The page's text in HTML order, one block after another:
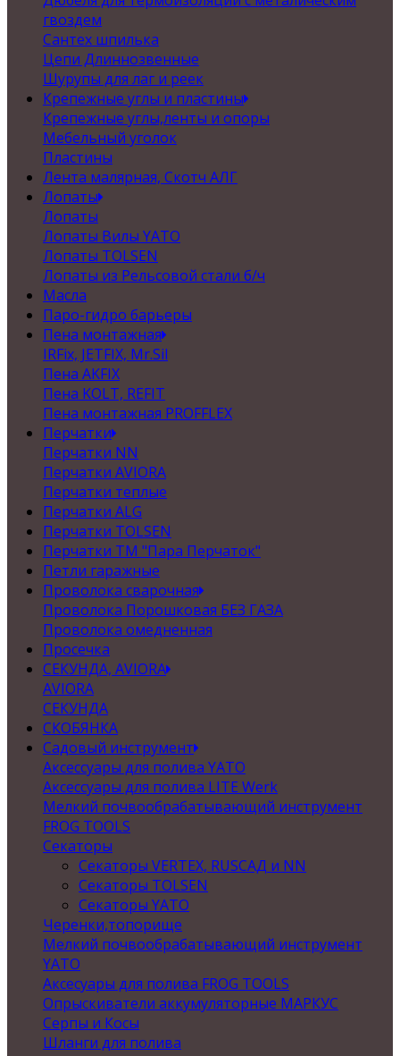
гвоздем
Сантех шпилька
Цепи Длиннозвенные
Шурупы для лаг и реек
Крепежные углы и пластины
Крепежные углы,ленты и опоры
Мебельный уголок
Пластины
Лента малярная, Скотч АЛГ
Лопаты
Лопаты
Лопаты Вилы YATO
Лопаты TOLSEN
Лопаты из Рельсовой стали б/ч
Масла
Паро-гидро барьеры
Пена монтажная
IRFix, JETFIX, Mr.Sil
Пена AKFIX
Пена KOLT, REFIT
Пена монтажная PROFFLEX
Перчатки
Перчатки NN
Перчатки AVIORA
Перчатки теплые
Перчатки ALG
Перчатки TOLSEN
Перчатки ТМ "Пара Перчаток"
Петли гаражные
Проволока сварочная
Проволока Порошковая БЕЗ ГАЗА
Проволока омедненная
Просечка
СЕКУНДА, AVIORA
AVIORA
СЕКУНДА
СКОБЯНКА
Садовый инструмент
Аксессуары для полива YATO
Аксессуары для полива LITE Werk
Мелкий почвообрабатывающий инструмент
FROG TOOLS
Секаторы
Секаторы VERTEX, RUSСАД и NN
Секаторы TOLSEN
Секаторы YATO
Черенки,топорище
Мелкий почвообрабатывающий инструмент
YATO
Аксесуары для полива FROG TOOLS
Опрыскиватели аккумуляторные МАРКУС
Серпы и Косы
Шланги для полива